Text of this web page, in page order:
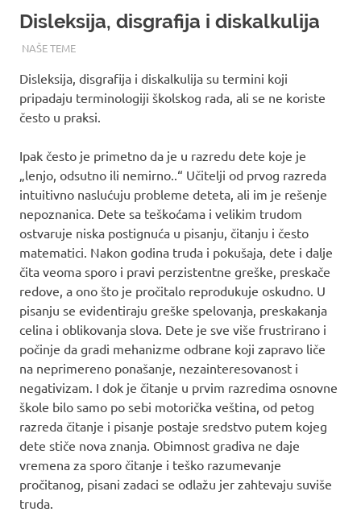
Disleksija, disgrafija i diskalkulija
16/08/2017
ROOT
NAŠE TEME
Disleksija, disgrafija i diskalkulija su termini koji
pripadaju terminologiji školskog rada, ali se ne koriste
često u praksi.
Ipak često je primetno da je u razredu dete koje je
„lenjo, odsutno ili nemirno..“ Učitelji od prvog razreda
intuitivno naslućuju probleme deteta, ali im je rešenje
nepoznanica. Dete sa teškoćama i velikim trudom
ostvaruje niska postignuća u pisanju, čitanju i često
matematici. Nakon godina truda i pokušaja, dete i dalje
čita veoma sporo i pravi perzistentne greške, preskače
redove, a ono što je pročitalo reprodukuje oskudno. U
pisanju se evidentiraju greške spelovanja, preskakanja
celina i oblikovanja slova. Dete je sve više frustrirano i
počinje da gradi mehanizme odbrane koji zapravo liče
na neprimereno ponašanje, nezainteresovanost i
negativizam. I dok je čitanje u prvim razredima osnovne
škole bilo samo po sebi motorička veština, od petog
razreda čitanje i pisanje postaje sredstvo putem kojeg
dete stiče nova znanja. Obimnost gradiva ne daje
vremena za sporo čitanje i teško razumevanje
pročitanog, pisani zadaci se odlažu jer zahtevaju suviše
truda.